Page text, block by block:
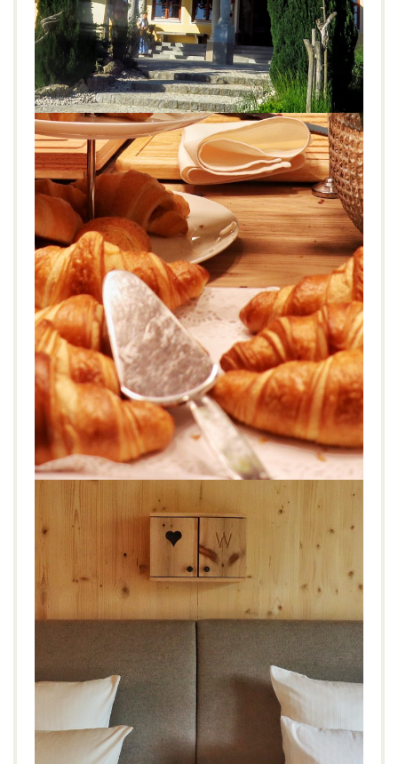
Kaiserfrühstück im Hotel
Ammerhauser****, Anthering bei Salzburg
GENIESSEN
Dorf
, Frühstück,Hotel Ammerhauser,
Kaiserfrühstück,Österreich,Salzburg,
Seminarhotel
3
Werdenfelserei, Garmisch-Partenkirchen
BOUTIQUE NATUR STADTWELLNESS
Bayern,Boutiquehotel Garmisch-Partenkirchen
Holzhotel
Naturhotel Wellness Werdenfelserei
Zugspitze